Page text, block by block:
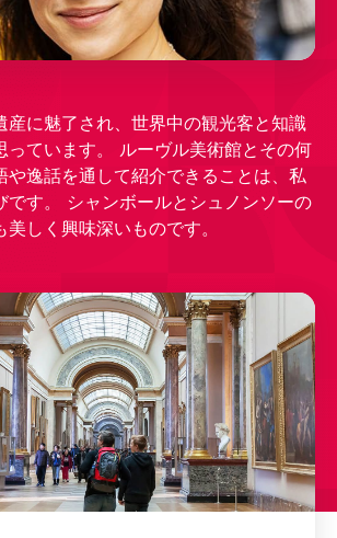
産に魅了され、世界中の観光客と知識
っています。 ルーヴル美術館とその何
や逸話を通して紹介できることは、私
です。 シャンボールとシュノンソーの
しく興味深いものです。